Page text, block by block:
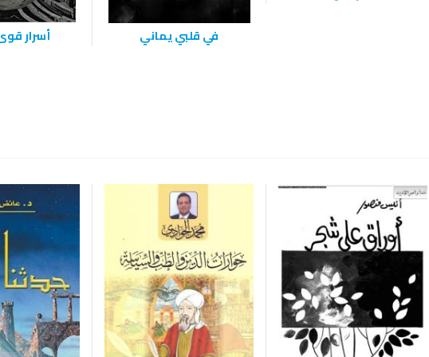
في قلبي يماني
أسرار